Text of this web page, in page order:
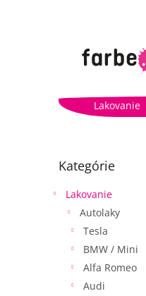
Lakovanie
č
kategórie
Kategórie
Lakovanie
Autolaky
Tesla
BMW / Mini
Alfa Romeo
Audi